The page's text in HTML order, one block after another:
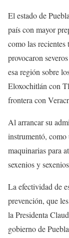
El estado de
país con mayor
como las
provocaron
esa región sobre
Eloxochitlán con
frontera con
Al arrancar su
instrumentó, como
maquinarias para
sexenios y
La efectividad de
prevención, que
la Presidenta
gobierno de